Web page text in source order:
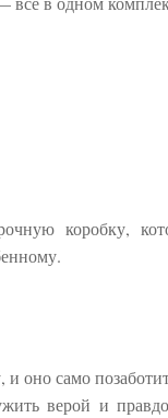
коробку,
оно само
верой и